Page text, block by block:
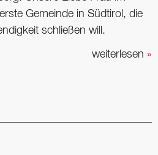
Gemeinde in Südtirol, die
schließen will.
weiterlesen »